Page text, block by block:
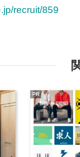
recruit/859
PR